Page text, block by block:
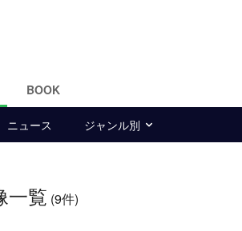
BOOK
ニュース ジャンル別
一覧 (9件)